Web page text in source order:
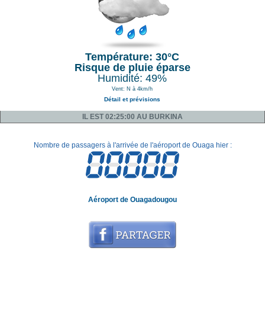
Température: 30°C
Risque de pluie éparse
Humidité: 49%
Vent: N à 4km/h
Détail et prévisions
IL EST 02:25:00 AU BURKINA
Nombre de passagers à l'arrivée de l'aéroport de Ouaga hier :
Aéroport de Ouagadougou